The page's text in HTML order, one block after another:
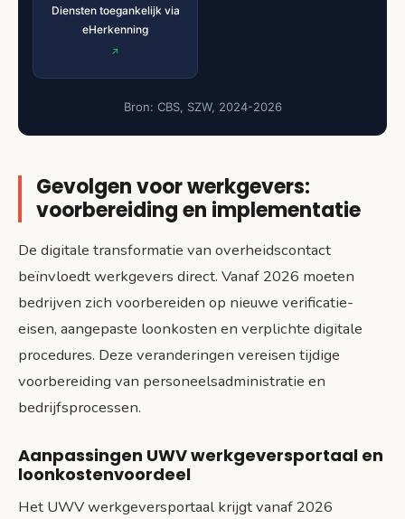
Diensten toegankelijk via
eHerkenning
Bron: CBS, SZW, 2024-2026
Gevolgen voor werkgevers:
voorbereiding en implementatie
De digitale transformatie van overheidscontact
beïnvloedt werkgevers direct. Vanaf 2026 moeten
bedrijven zich voorbereiden op nieuwe verificatie-
eisen, aangepaste loonkosten en verplichte digitale
procedures. Deze veranderingen vereisen tijdige
voorbereiding van personeelsadministratie en
bedrijfsprocessen.
Aanpassingen UWV werkgeversportaal en
loonkostenvoordeel
Het UWV werkgeversportaal krijgt vanaf 2026